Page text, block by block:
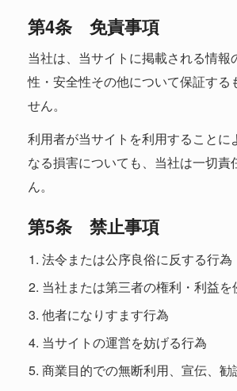
第4条 免責事項
当社は、当サイトに掲載される情報
性・安全性その他について保証する
せん。
利用者が当サイトを利用することに
なる損害についても、当社は一切責
ん。
第5条 禁止事項
法令または公序良俗に反する行為
当社または第三者の権利・利益を
他者になりすます行為
当サイトの運営を妨げる行為
商業目的での無断利用、宣伝、勧